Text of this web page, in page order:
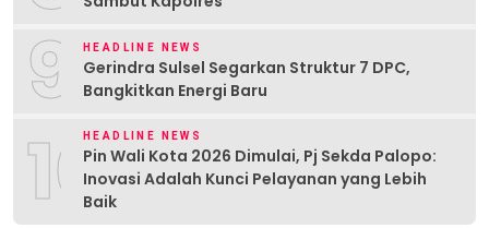
9 HEADLINE NEWS
Gerindra Sulsel Segarkan Struktur 7 DPC,
Bangkitkan Energi Baru
10HEADLINE NEWS
Pin Wali Kota 2026 Dimulai, Pj Sekda Palopo:
Inovasi Adalah Kunci Pelayanan yang Lebih
Baik